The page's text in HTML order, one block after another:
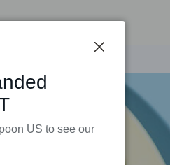
US to see our